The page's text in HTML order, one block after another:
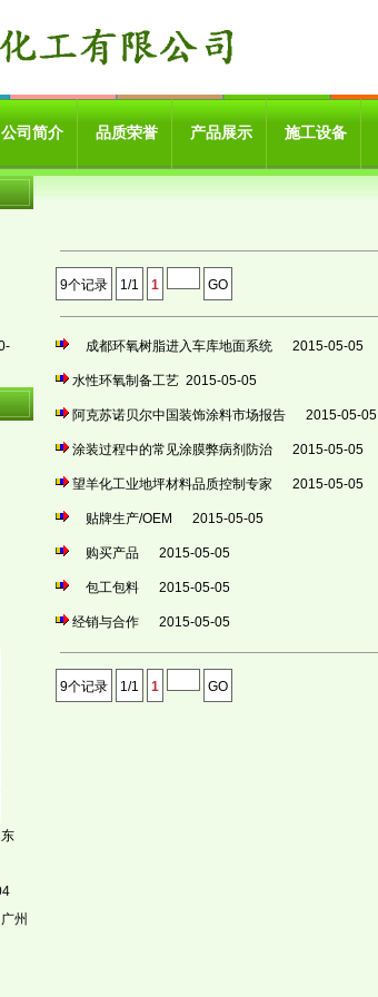
公司简介 品质荣誉 产品展示 施工设备
漆
可
客
州
9个记录 1/1 1 GO
成都环氧树脂进入车库地面系统 2015-05-05
水性环氧制备工艺2015-05-05
阿克苏诺贝尔中国装饰涂料市场报告 2015-05-05
涂装过程中的常见涂膜弊病剂防治 2015-05-05
望羊化工业地坪材料品质控制专家 2015-05-05
贴牌生产/OEM 2015-05-05
购买产品 2015-05-05
包工包料 2015-05-05
经销与合作 2015-05-05
9个记录 1/1 1 GO